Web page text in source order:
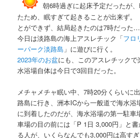
朝6時過ぎに起床予定だったが
たため、眠すぎて起きることが出来ず
とができず、結局起きたのは7時だっ
今日は淡路島の海上アスレチック「フロ
ーパーク淡路島 」に遊びに行く。
2023年のお盆にも、このアスレチック
水浴場自体は今日で3回目だった。
メチャメチャ眠い中、7時20分くらいに
路島に行き、洲本ICから一般道で海水
に到着したのだが、海水浴場の第一駐
車場の目の前には「P 1日 3,000円」と
る人が、いくらなんでも3,000円は高す